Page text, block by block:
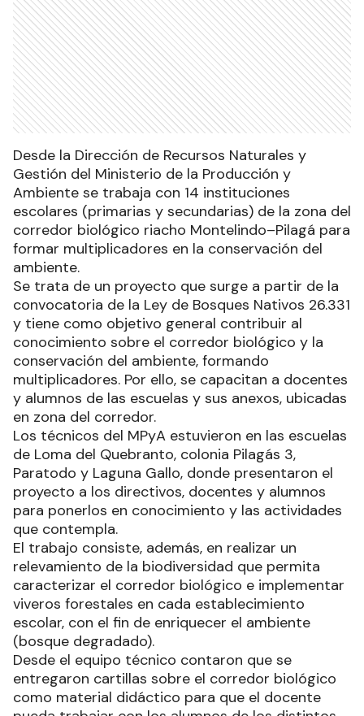
Desde la Dirección de Recursos Naturales y
Gestión del Ministerio de la Producción y
Ambiente se trabaja con 14 instituciones
escolares (primarias y secundarias) de la zona del
corredor biológico riacho Montelindo–Pilagá para
formar multiplicadores en la conservación del
ambiente.
Se trata de un proyecto que surge a partir de la
convocatoria de la Ley de Bosques Nativos 26.331
y tiene como objetivo general contribuir al
conocimiento sobre el corredor biológico y la
conservación del ambiente, formando
multiplicadores. Por ello, se capacitan a docentes
y alumnos de las escuelas y sus anexos, ubicadas
en zona del corredor.
Los técnicos del MPyA estuvieron en las escuelas
de Loma del Quebranto, colonia Pilagás 3,
Paratodo y Laguna Gallo, donde presentaron el
proyecto a los directivos, docentes y alumnos
para ponerlos en conocimiento y las actividades
que contempla.
El trabajo consiste, además, en realizar un
relevamiento de la biodiversidad que permita
caracterizar el corredor biológico e implementar
viveros forestales en cada establecimiento
escolar, con el fin de enriquecer el ambiente
(bosque degradado).
Desde el equipo técnico contaron que se
entregaron cartillas sobre el corredor biológico
como material didáctico para que el docente